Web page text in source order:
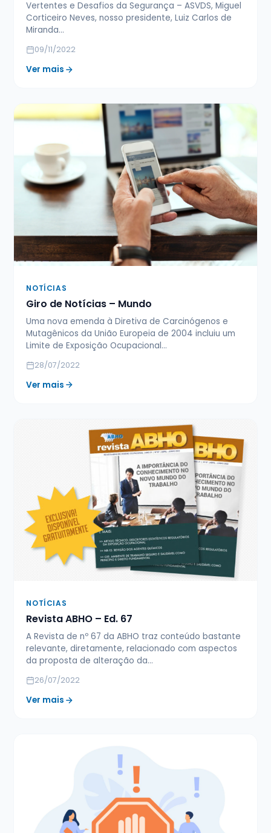
Vertentes e Desafios da Segurança – ASVDS, Miguel
Corticeiro Neves, nosso presidente, Luiz Carlos de
Miranda…
09/11/2022
Ver mais
NOTÍCIAS
Giro de Notícias – Mundo
Uma nova emenda à Diretiva de Carcinógenos e
Mutagênicos da União Europeia de 2004 incluiu um
Limite de Exposição Ocupacional…
28/07/2022
Ver mais
NOTÍCIAS
Revista ABHO – Ed. 67
A Revista de nº 67 da ABHO traz conteúdo bastante
relevante, diretamente, relacionado com aspectos
da proposta de alteração da…
26/07/2022
Ver mais